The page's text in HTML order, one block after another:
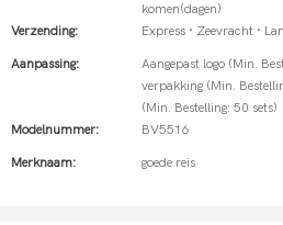
komen(dagen)
Verzending:
Express · Zeevracht ·
Aanpassing:
Aangepast logo (Min.
verpakking (Min.
(Min. Bestelling: 50 sets)
Modelnummer:
BV5516
Merknaam: goede reis